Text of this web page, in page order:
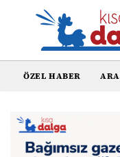
ÖZEL HABER